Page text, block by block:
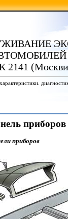
2141
приборов
приборов